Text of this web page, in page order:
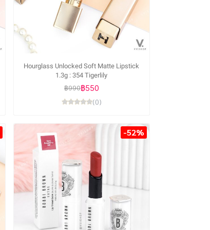
Hourglass Unlocked Soft Matte Lipstick
1.3g : 354 Tigerlily
฿990฿550
(0)
-52%